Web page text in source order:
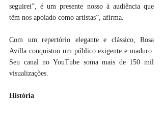
seguirei”, é um presente nosso à audiência que
têm nos apoiado como artistas”, afirma.
Com um repertório elegante e clássico, Rosa
Avilla conquistou um público exigente e maduro.
Seu canal no YouTube soma mais de 150 mil
visualizações.
História